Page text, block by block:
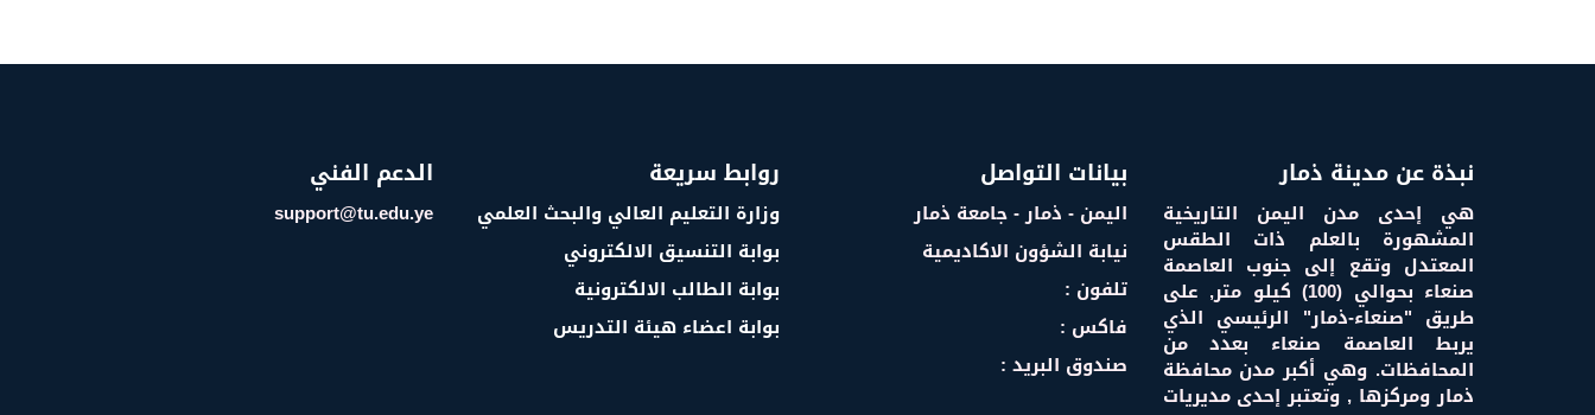
نبذة عن مدينة ذمار
هي إحدى مدن اليمن التاريخية
المشهورة بالعلم ذات الطقس
المعتدل وتقع إلى جنوب العاصمة
صنعاء بحوالي (100) كيلو متر, على
طريق "صنعاء-ذمار" الرئيسي الذي
يربط العاصمة صنعاء بعدد من
المحافظات. وهي أكبر مدن محافظة
ذمار ومركزها , وتعتبر إحدى مديريات
بيانات التواصل
اليمن - ذمار - جامعة ذمار
نيابة الشؤون الاكاديمية
تلفون :
فاكس :
صندوق البريد :
روابط سريعة
وزارة التعليم العالي والبحث العلمي
بوابة التنسيق الالكتروني
بوابة الطالب الالكترونية
بوابة اعضاء هيئة التدريس
الدعم الفني
support@tu.edu.ye